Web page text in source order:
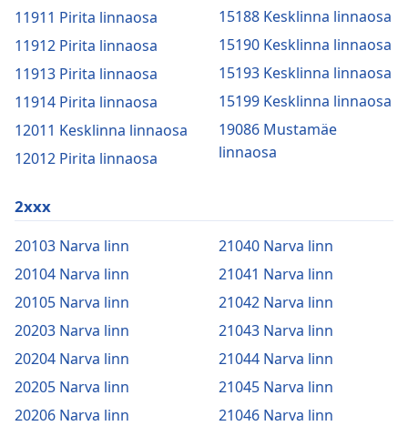
11911 Pirita linnaosa
11912 Pirita linnaosa
11913 Pirita linnaosa
11914 Pirita linnaosa
12011 Kesklinna linnaosa
12012 Pirita linnaosa
15188 Kesklinna linnaosa
15190 Kesklinna linnaosa
15193 Kesklinna linnaosa
15199 Kesklinna linnaosa
19086 Mustamäe
linnaosa
2xxx
20103 Narva linn
20104 Narva linn
20105 Narva linn
20203 Narva linn
20204 Narva linn
20205 Narva linn
20206 Narva linn
21040 Narva linn
21041 Narva linn
21042 Narva linn
21043 Narva linn
21044 Narva linn
21045 Narva linn
21046 Narva linn